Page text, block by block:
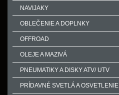
NAVIJAKY
OBLEČENIE A DOPLNKY
OFFROAD
OLEJE A MAZIVÁ
PNEUMATIKY A DISKY ATV/ UTV
PRÍDAVNÉ SVETLÁ A OSVETLENIE